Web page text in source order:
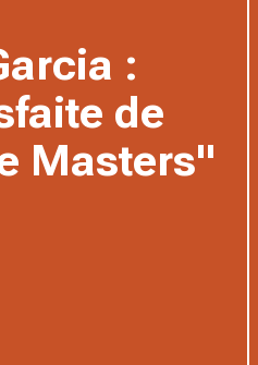
:
de
Masters"